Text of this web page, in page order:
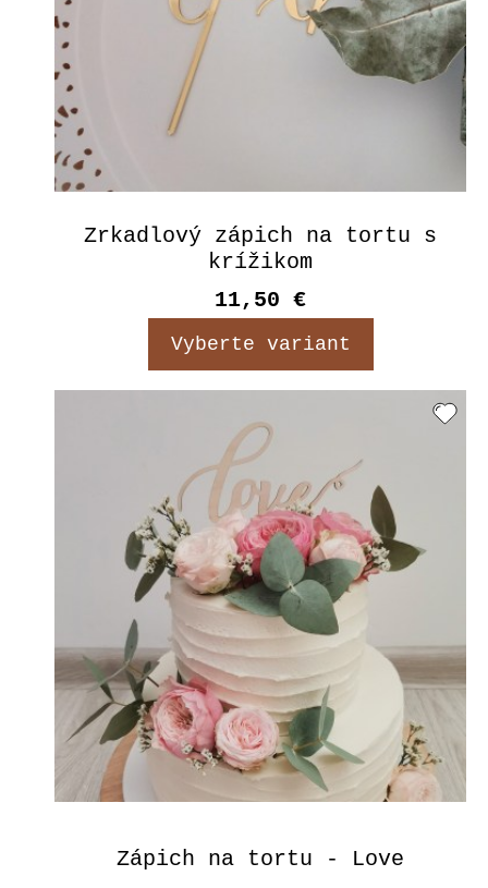
Zrkadlový zápich na tortu s
krížikom
11,50 €
Vyberte variant
Zápich na tortu - Love